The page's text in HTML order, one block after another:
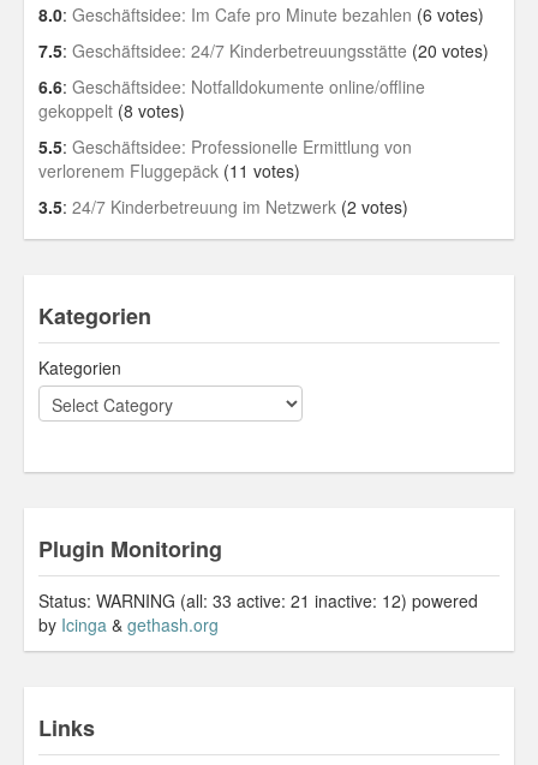
8.0: Geschäftsidee: Im Cafe pro Minute bezahlen (6 votes)
7.5: Geschäftsidee: 24/7 Kinderbetreuungsstätte (20 votes)
6.6: Geschäftsidee: Notfalldokumente online/offline
gekoppelt (8 votes)
5.5: Geschäftsidee: Professionelle Ermittlung von
verlorenem Fluggepäck (11 votes)
3.5: 24/7 Kinderbetreuung im Netzwerk (2 votes)
Kategorien
Kategorien
Plugin Monitoring
Status: WARNING (all: 33 active: 21 inactive: 12) powered
by Icinga & gethash.org
Links